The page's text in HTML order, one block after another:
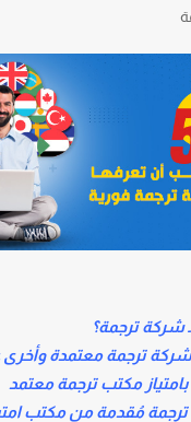
شركة ترجمة؟
ترجمة معتمدة وأخرى
مكتب ترجمة معتمد